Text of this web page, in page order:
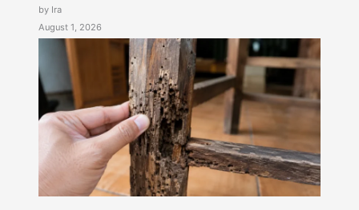
by Ira
August 1, 2026